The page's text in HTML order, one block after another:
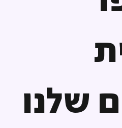
שלנו